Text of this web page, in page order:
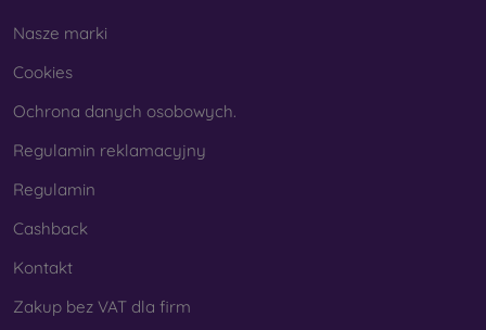
Nasze marki
Cookies
Ochrona danych osobowych.
Regulamin reklamacyjny
Regulamin
Cashback
Kontakt
Zakup bez VAT dla firm